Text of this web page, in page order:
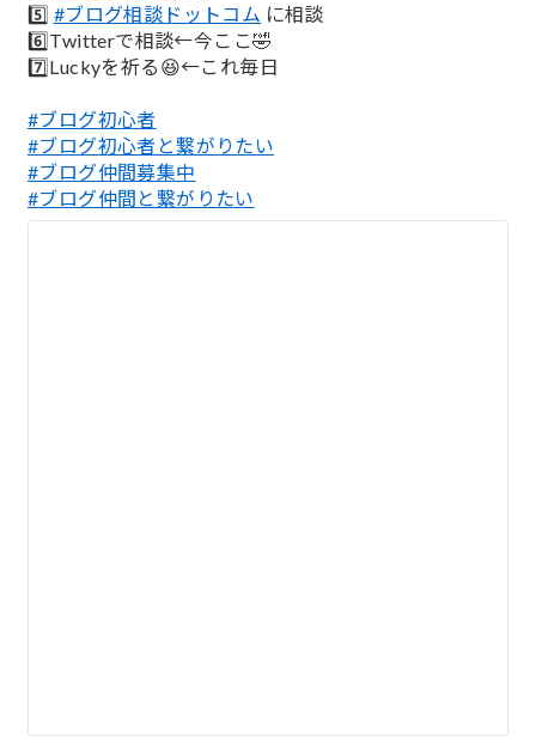
5️⃣ #ブログ相談ドットコム に相談
6️⃣Twitterで相談←今ここ🤣
7️⃣Luckyを祈る😆←これ毎日
#ブログ初心者
#ブログ初心者と繋がりたい
#ブログ仲間募集中
#ブログ仲間と繋がりたい